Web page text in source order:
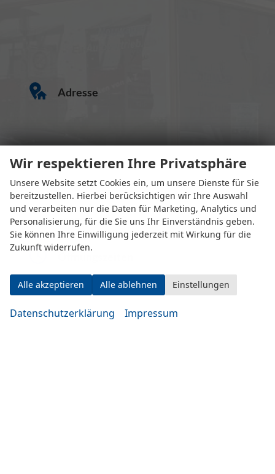
Adresse
Eugen-Rosner-Str. 16
83278 Traunstein
Wir respektieren Ihre Privatsphäre
Unsere Website setzt Cookies ein, um unsere Dienste für Sie
bereitzustellen. Hierbei berücksichtigen wir Ihre Auswahl
und verarbeiten nur die Daten für Marketing, Analytics und
Personalisierung, für die Sie uns Ihr Einverständnis geben.
Sie können Ihre Einwilligung jederzeit mit Wirkung für die
Zukunft widerrufen.
Alle akzeptieren Alle ablehnen Einstellungen
Datenschutzerklärung Impressum